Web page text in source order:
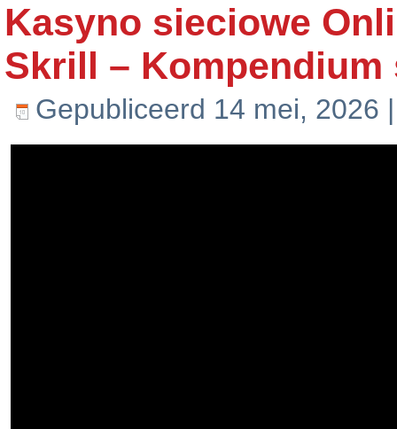
Kasyno sieciowe
Skrill –
Gepubliceerd 14 mei, 2026